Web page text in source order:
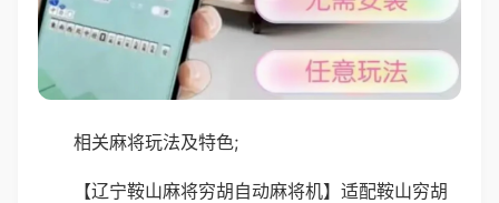
相关麻将玩法及特色;
【辽宁鞍山麻将穷胡自动麻将机】适配鞍山穷胡